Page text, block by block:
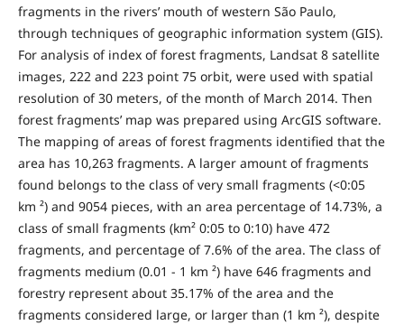
fragments in the rivers’ mouth of western São Paulo,
through techniques of geographic information system (GIS).
For analysis of index of forest fragments, Landsat 8 satellite
images, 222 and 223 point 75 orbit, were used with spatial
resolution of 30 meters, of the month of March 2014. Then
forest fragments’ map was prepared using ArcGIS software.
The mapping of areas of forest fragments identified that the
area has 10,263 fragments. A larger amount of fragments
found belongs to the class of very small fragments (<0:05
km ²) and 9054 pieces, with an area percentage of 14.73%, a
class of small fragments (km² 0:05 to 0:10) have 472
fragments, and percentage of 7.6% of the area. The class of
fragments medium (0.01 - 1 km ²) have 646 fragments and
forestry represent about 35.17% of the area and the
fragments considered large, or larger than (1 km ²), despite